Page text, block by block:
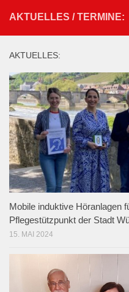
AKTUELLES / TERMINE:
AKTUELLES:
Mobile induktive Höranlagen
Pflegestützpunkt der Stadt
15. MAI 2024